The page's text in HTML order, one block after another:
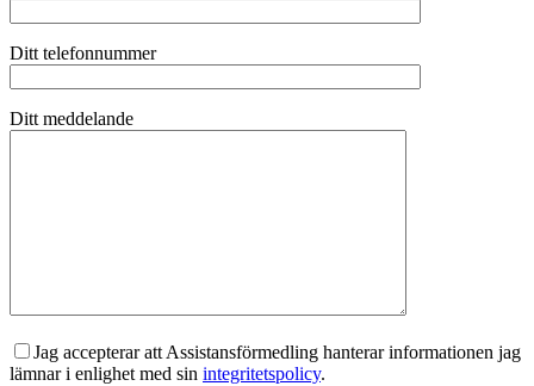
Ditt telefonnummer
Ditt meddelande
Jag accepterar att Assistansförmedling hanterar informationen jag
lämnar i enlighet med sin integritetspolicy.